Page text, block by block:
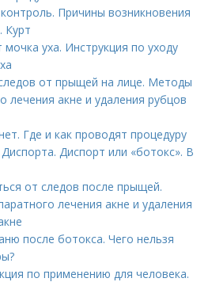
Причины возникновения
Курт
уха. Инструкция по уходу
от прыщей на лице. Методы
лечения акне и удаления рубцов
Где и как проводят процедуру
Диспорт или «ботокс». В
от следов после прыщей.
лечения акне и удаления
после ботокса. Чего нельзя
по применению для человека.